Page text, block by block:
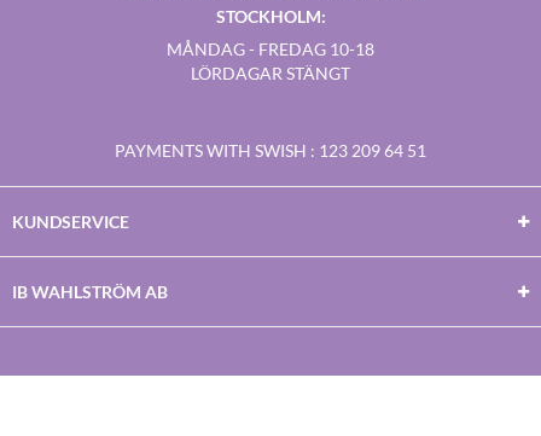
STOCKHOLM:
MÅNDAG - FREDAG 10-18
LÖRDAGAR STÄNGT
PAYMENTS WITH SWISH : 123 209 64 51
KUNDSERVICE
IB WAHLSTRÖM AB
Facebook
TwitterYoutubeInstagram